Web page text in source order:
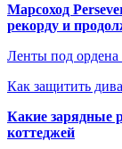
Марсоход
рекорду и
Ленты под
Как защитить
Какие зарядные
коттеджей